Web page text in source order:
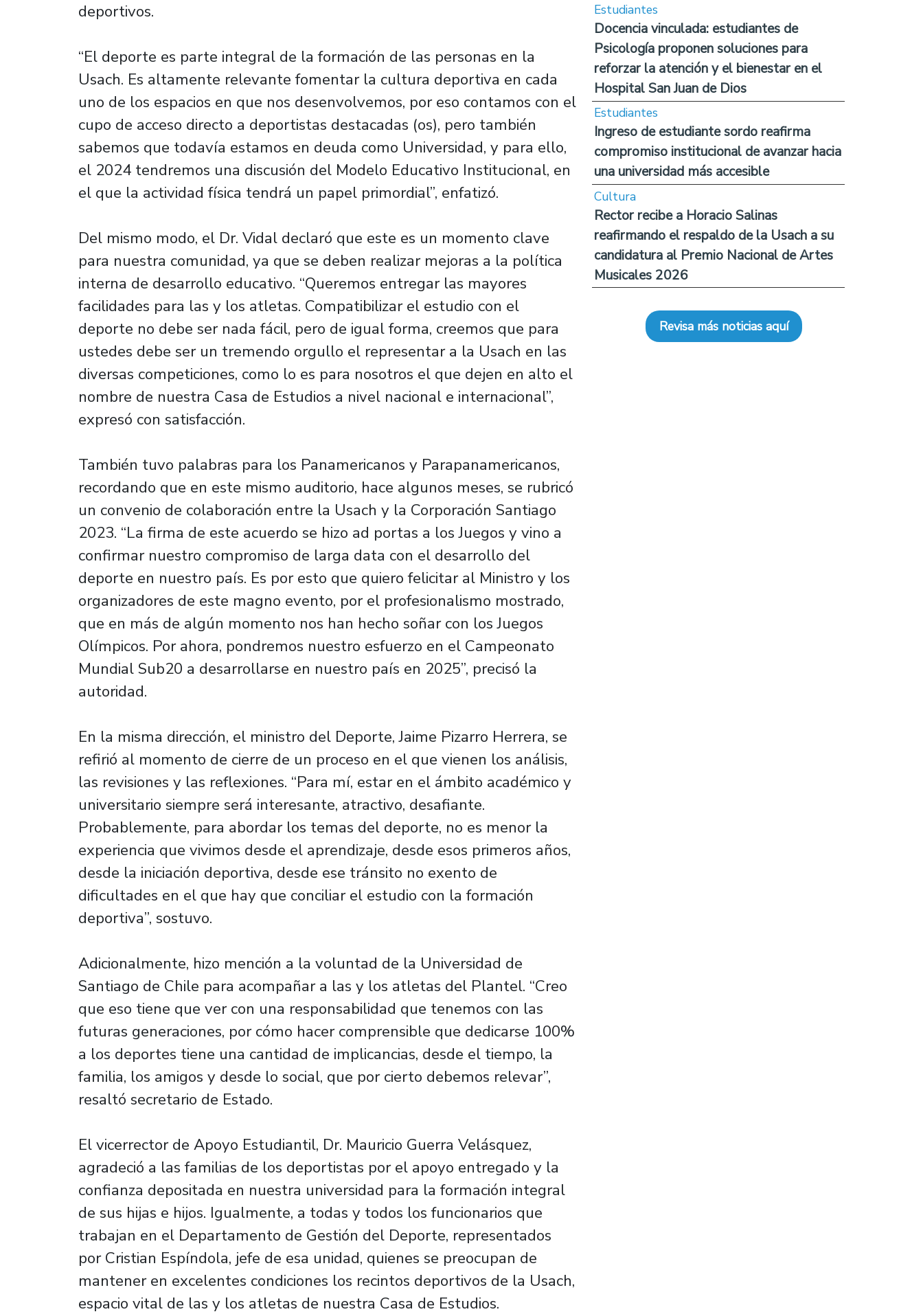
deportivos.
“El deporte es parte integral de la formación de las personas en la
Usach. Es altamente relevante fomentar la cultura deportiva en cada
uno de los espacios en que nos desenvolvemos, por eso contamos con el
cupo de acceso directo a deportistas destacadas (os), pero también
sabemos que todavía estamos en deuda como Universidad, y para ello,
el 2024 tendremos una discusión del Modelo Educativo Institucional, en
el que la actividad física tendrá un papel primordial”, enfatizó.
Del mismo modo, el Dr. Vidal declaró que este es un momento clave
para nuestra comunidad, ya que se deben realizar mejoras a la política
interna de desarrollo educativo. “Queremos entregar las mayores
facilidades para las y los atletas. Compatibilizar el estudio con el
deporte no debe ser nada fácil, pero de igual forma, creemos que para
ustedes debe ser un tremendo orgullo el representar a la Usach en las
diversas competiciones, como lo es para nosotros el que dejen en alto el
nombre de nuestra Casa de Estudios a nivel nacional e internacional”,
expresó con satisfacción.
También tuvo palabras para los Panamericanos y Parapanamericanos,
recordando que en este mismo auditorio, hace algunos meses, se rubricó
un convenio de colaboración entre la Usach y la Corporación Santiago
2023. “La firma de este acuerdo se hizo ad portas a los Juegos y vino a
confirmar nuestro compromiso de larga data con el desarrollo del
deporte en nuestro país. Es por esto que quiero felicitar al Ministro y los
organizadores de este magno evento, por el profesionalismo mostrado,
que en más de algún momento nos han hecho soñar con los Juegos
Olímpicos. Por ahora, pondremos nuestro esfuerzo en el Campeonato
Mundial Sub20 a desarrollarse en nuestro país en 2025”, precisó la
autoridad.
En la misma dirección, el ministro del Deporte, Jaime Pizarro Herrera, se
refirió al momento de cierre de un proceso en el que vienen los análisis,
las revisiones y las reflexiones. “Para mí, estar en el ámbito académico y
universitario siempre será interesante, atractivo, desafiante.
Probablemente, para abordar los temas del deporte, no es menor la
experiencia que vivimos desde el aprendizaje, desde esos primeros años,
desde la iniciación deportiva, desde ese tránsito no exento de
dificultades en el que hay que conciliar el estudio con la formación
deportiva”, sostuvo.
Adicionalmente, hizo mención a la voluntad de la Universidad de
Santiago de Chile para acompañar a las y los atletas del Plantel. “Creo
que eso tiene que ver con una responsabilidad que tenemos con las
futuras generaciones, por cómo hacer comprensible que dedicarse 100%
a los deportes tiene una cantidad de implicancias, desde el tiempo, la
familia, los amigos y desde lo social, que por cierto debemos relevar”,
resaltó secretario de Estado.
El vicerrector de Apoyo Estudiantil, Dr. Mauricio Guerra Velásquez,
agradeció a las familias de los deportistas por el apoyo entregado y la
confianza depositada en nuestra universidad para la formación integral
de sus hijas e hijos. Igualmente, a todas y todos los funcionarios que
trabajan en el Departamento de Gestión del Deporte, representados
por Cristian Espíndola, jefe de esa unidad, quienes se preocupan de
mantener en excelentes condiciones los recintos deportivos de la Usach,
espacio vital de las y los atletas de nuestra Casa de Estudios.
Estudiantes
Docencia vinculada: estudiantes de
Psicología proponen soluciones para
reforzar la atención y el bienestar en el
Hospital San Juan de Dios
Estudiantes
Ingreso de estudiante sordo reafirma
compromiso institucional de avanzar hacia
una universidad más accesible
Cultura
Rector recibe a Horacio Salinas
reafirmando el respaldo de la Usach a su
candidatura al Premio Nacional de Artes
Musicales 2026
Revisa más noticias aquí